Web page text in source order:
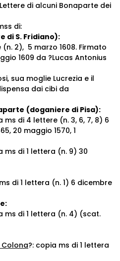
di alcuni Bonaparte dei
di:
di S. Fridiano):
2), 5 marzo 1608. Firmato
1609 da ?Lucas Antonius
sua moglie Lucrezia e il
dai cibi da
(doganiere di Pisa):
ms di 4 lettere (n. 3, 6, 7, 8) 6
20 maggio 1570, 1
ms di 1 lettera (n. 9) 30
di 1 lettera (n. 1) 6 dicembre
ms di 1 lettera (n. 4) (scat.
?: copia ms di 1 lettera